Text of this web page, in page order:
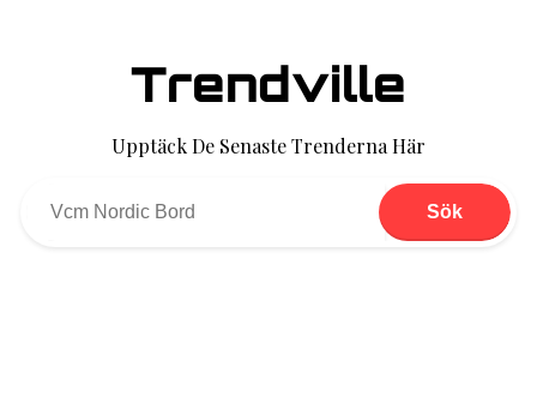
Trendville
Upptäck De Senaste Trenderna Här
Sök